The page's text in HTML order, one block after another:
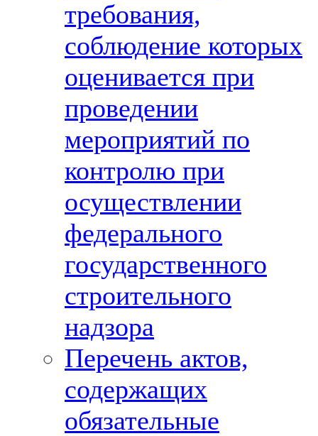
требования,
соблюдение которых
оценивается при
проведении
мероприятий по
контролю при
осуществлении
федерального
государственного
строительного
надзора
Перечень актов,
содержащих
обязательные